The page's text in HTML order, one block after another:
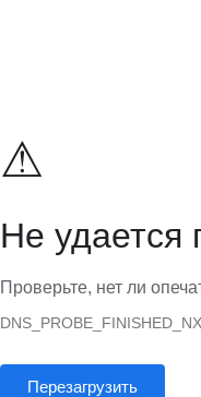
⚠
Не удается
Проверьте, нет ли
Перезагрузить